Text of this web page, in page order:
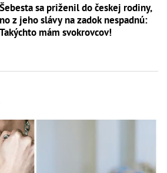
Šebesta sa priženil do českej rodiny,
no z jeho slávy na zadok nespadnú:
Takýchto mám svokrovcov!